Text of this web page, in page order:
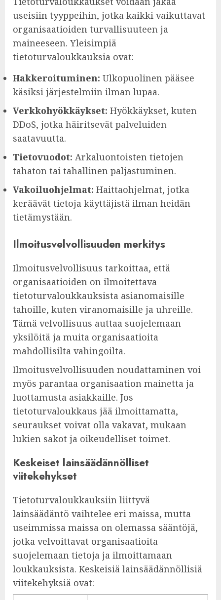
useisiin tyyppeihin, jotka kaikki vaikuttavat
organisaatioiden turvallisuuteen ja
maineeseen. Yleisimpiä
tietoturvaloukkauksia ovat:
Hakkeroituminen: Ulkopuolinen pääsee
käsiksi järjestelmiin ilman lupaa.
Verkkohyökkäykset: Hyökkäykset, kuten
DDoS, jotka häiritsevät palveluiden
saatavuutta.
Tietovuodot: Arkaluontoisten tietojen
tahaton tai tahallinen paljastuminen.
Vakoiluohjelmat: Haittaohjelmat, jotka
keräävät tietoja käyttäjistä ilman heidän
tietämystään.
Ilmoitusvelvollisuuden merkitys
Ilmoitusvelvollisuus tarkoittaa, että
organisaatioiden on ilmoitettava
tietoturvaloukkauksista asianomaisille
tahoille, kuten viranomaisille ja uhreille.
Tämä velvollisuus auttaa suojelemaan
yksilöitä ja muita organisaatioita
mahdollisilta vahingoilta.
Ilmoitusvelvollisuuden noudattaminen voi
myös parantaa organisaation mainetta ja
luottamusta asiakkaille. Jos
tietoturvaloukkaus jää ilmoittamatta,
seuraukset voivat olla vakavat, mukaan
lukien sakot ja oikeudelliset toimet.
Keskeiset lainsäädännölliset
viitekehykset
Tietoturvaloukkauksiin liittyvä
lainsäädäntö vaihtelee eri maissa, mutta
useimmissa maissa on olemassa sääntöjä,
jotka velvoittavat organisaatioita
suojelemaan tietoja ja ilmoittamaan
loukkauksista. Keskeisiä lainsäädännöllisiä
viitekehyksiä ovat: